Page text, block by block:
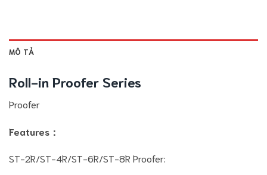
MÔ TẢ
Roll-in Proofer Series
Proofer
Features：
ST-2R/ST-4R/ST-6R/ST-8R Proofer: